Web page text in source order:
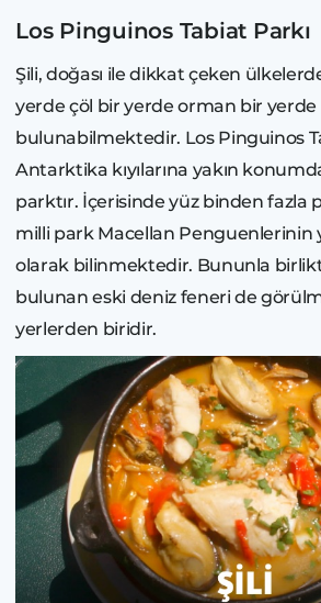
Los Pinguinos Tabiat Parkı
Şili, doğası ile dikkat çeken
yerde çöl bir yerde orman bir yerde
bulunabilmektedir. Los Pinguinos
Antarktika kıyılarına yakın
parktır. İçerisinde yüz binden fazla
milli park Macellan Penguenlerinin
olarak bilinmektedir. Bununla
bulunan eski deniz feneri de
yerlerden biridir.